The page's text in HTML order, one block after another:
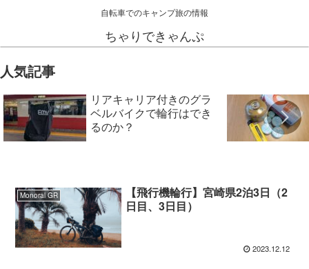
自転車でのキャンプ旅の情報
ちゃりできゃんぷ
人気記事
リアキャリア付きのグラ
ベルバイクで輪行はでき
るのか？
Monoral GR
【飛行機輪行】宮崎県2泊3日（2
日目、3日目）
2023.12.12